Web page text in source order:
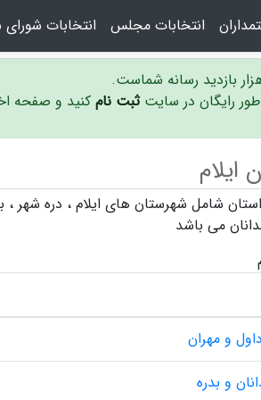
انتخابات مجلس انتخابات
بازدید رسانه شماست.
رایگان در سایت ثبت نامکنید و صفحه
ایلام
ایلام ، دره شهر ،
می باشد
و مهران
و بدره